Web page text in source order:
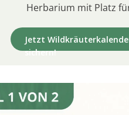
Herbarium mit Platz
Jetzt
sichern!